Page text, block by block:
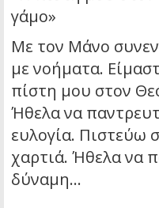
γάμο»
Με τον Μάνο
με νοήματα.
πίστη μου στον
Ήθελα να
ευλογία. Πιστεύω
χαρτιά. Ήθελα να
δύναμη…